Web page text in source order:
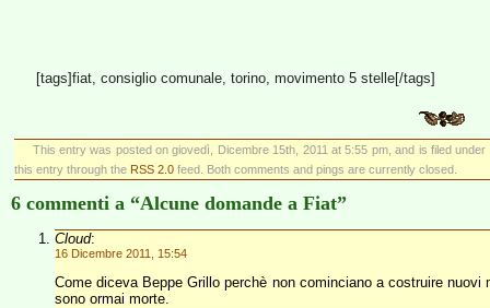
[tags]fiat, consiglio comunale, torino, movimento 5 stelle[/tags]
This entry was posted on giovedì, Dicembre 15th, 2011 at 5:55 pm, and is filed under
this entry through the RSS 2.0 feed. Both comments and pings are currently closed.
6 commenti a “Alcune domande a Fiat”
Cloud:
16 Dicembre 2011, 15:54
Come diceva Beppe Grillo perchè non cominciano a costruire
sono ormai morte.